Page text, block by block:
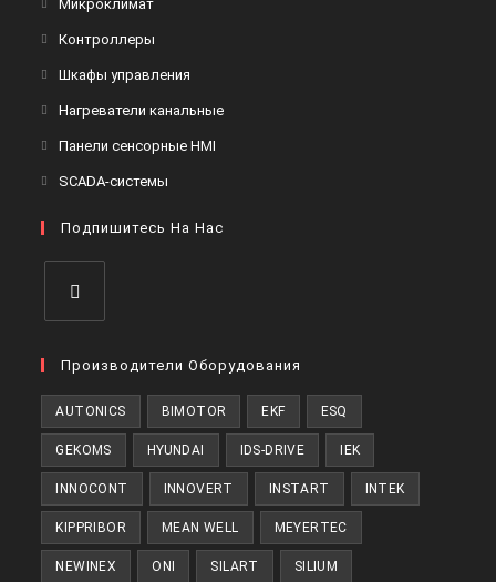
Микроклимат
Контроллеры
Шкафы управления
Нагреватели канальные
Панели сенсорные HMI
SCADA-системы
Подпишитесь На Нас
Производители Оборудования
AUTONICS BIMOTOR EKF ESQ
GEKOMS HYUNDAI IDS-DRIVE IEK
INNOCONT INNOVERT INSTART INTEK
KIPPRIBOR MEAN WELL MEYERTEC
NEWINEX ONI SILART SILIUM